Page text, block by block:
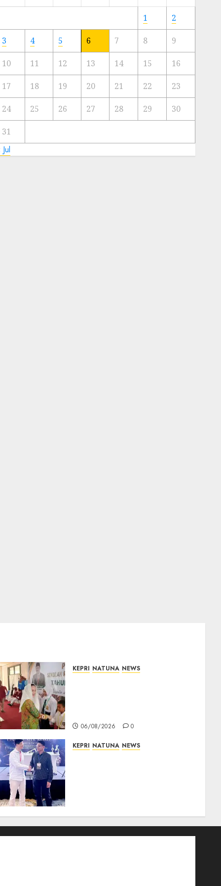
Artis
Kota
23/11/2024
0
1 2
3 4 5 6 7 8 9
10 11 12 13 14 15 16
17 18 19 20 21 22 23
24 25 26 27 28 29 30
31
KEPRI NATUNA NEWS
06/08/2026 0
KEPRI NATUNA NEWS
05/08/2026 0